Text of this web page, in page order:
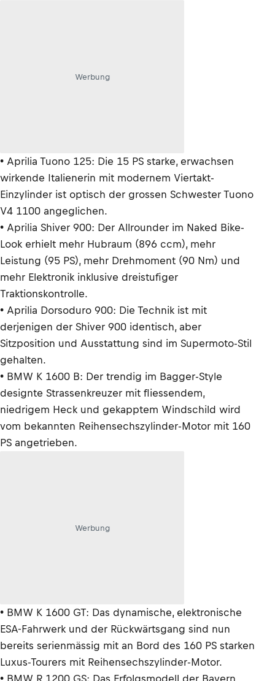
Werbung
• Aprilia Tuono 125: Die 15 PS starke, erwachsen
wirkende Italienerin mit modernem Viertakt-
Einzylinder ist optisch der grossen Schwester Tuono
V4 1100 angeglichen.
• Aprilia Shiver 900: Der Allrounder im Naked Bike-
Look erhielt mehr Hubraum (896 ccm), mehr
Leistung (95 PS), mehr Drehmoment (90 Nm) und
mehr Elektronik inklusive dreistufiger
Traktionskontrolle.
• Aprilia Dorsoduro 900: Die Technik ist mit
derjenigen der Shiver 900 identisch, aber
Sitzposition und Ausstattung sind im Supermoto-Stil
gehalten.
• BMW K 1600 B: Der trendig im Bagger-Style
designte Strassenkreuzer mit fliessendem,
niedrigem Heck und gekapptem Windschild wird
vom bekannten Reihensechszylinder-Motor mit 160
PS angetrieben.
Werbung
• BMW K 1600 GT: Das dynamische, elektronische
ESA-Fahrwerk und der Rückwärtsgang sind nun
bereits serienmässig mit an Bord des 160 PS starken
Luxus-Tourers mit Reihensechszylinder-Motor.